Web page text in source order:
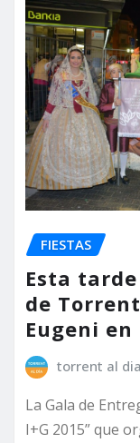
FIESTAS
Esta
de
Eugeni
torrent al dia
La Gala de
I+G 2015” que